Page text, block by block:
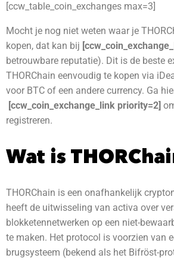
[ccw_table_coin_exchanges max=3]
Mocht je nog niet weten waar je
kopen, dat kan bij
betrouwbare reputatie). Dit is de beste
THORChain eenvoudig te kopen via
voor BTC of een andere currency. Ga
[ccw_coin_exchange_link priority=2]
registreren.
Wat is
THORChain is een onafhankelijk
heeft de uitwisseling van activa over
blokketennetwerken op een niet-
te maken. Het protocol is voorzien van
brugsysteem (bekend als het Bifröst-